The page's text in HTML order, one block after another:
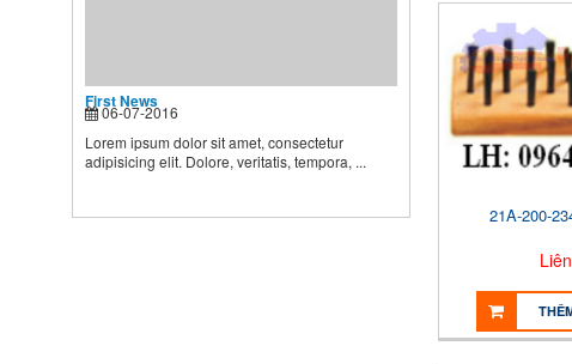
First News
06-07-2016
Lorem ipsum dolor sit amet, consectetur
adipisicing elit. Dolore, veritatis, tempora, ...
21A-200-